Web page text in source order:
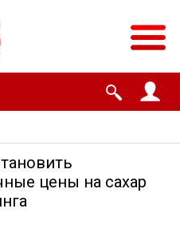
цены на сахар